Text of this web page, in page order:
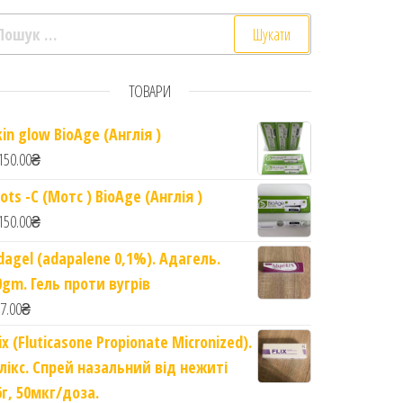
massage gel. 120gm quantity
ТОВАРИ
glow BioAge (Англія )
₴
-C (Мотс ) BioAge (Англія )
₴
(adapalene 0,1%). Адагель.
Гель проти вугрів
₴
(Fluticasone Propionate Micronized).
Спрей назальний від нежиті
50мкг/доза.